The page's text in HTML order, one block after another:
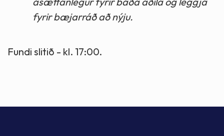
fyrir bæjarráð að nýju.
Fundi slitið - kl. 17:00.